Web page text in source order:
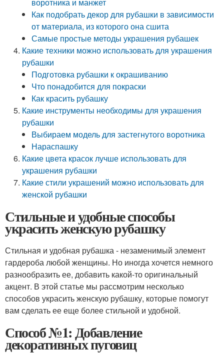
Как подобрать декор для рубашки в зависимости
от материала, из которого она сшита
Самые простые методы украшения рубашек
Какие техники можно использовать для украшения
рубашки
Подготовка рубашки к окрашиванию
Что понадобится для покраски
Как красить рубашку
Какие инструменты необходимы для украшения
рубашки
Выбираем модель для застегнутого воротника
Нараспашку
Какие цвета красок лучше использовать для
украшения рубашки
Какие стили украшений можно использовать для
женской рубашки
Стильные и удобные способы
украсить женскую рубашку
Стильная и удобная рубашка - незаменимый элемент
гардероба любой женщины. Но иногда хочется немного
разнообразить ее, добавить какой-то оригинальный
акцент. В этой статье мы рассмотрим несколько
способов украсить женскую рубашку, которые помогут
вам сделать ее еще более стильной и удобной.
Способ №1: Добавление
декоративных пуговиц